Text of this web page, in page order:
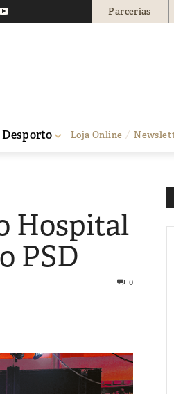
Parcerias
Desporto Loja Online
Hospital
PSD
0